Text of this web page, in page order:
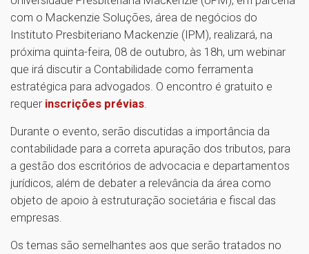
com o Mackenzie Soluções, área de negócios do
Instituto Presbiteriano Mackenzie (IPM), realizará, na
próxima quinta-feira, 08 de outubro, às 18h, um webinar
que irá discutir a Contabilidade como ferramenta
estratégica para advogados. O encontro é gratuito e
requer inscrições prévias
Durante o evento, serão discutidas a importância da
contabilidade para a correta apuração dos tributos, para
a gestão dos escritórios de advocacia e departamentos
jurídicos, além de debater a relevância da área como
objeto de apoio à estruturação societária e fiscal das
empresas.
Os temas são semelhantes aos que serão tratados no